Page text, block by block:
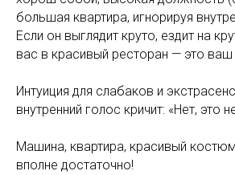
большая квартира, игнорируя
Если он выглядит круто, ездит на
вас в красивый ресторан — это
Интуиция для слабаков и
внутренний голос кричит: «Нет, это
Машина, квартира, красивый
вполне достаточно!